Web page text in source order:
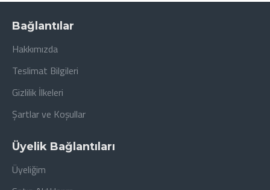
Bağlantılar
Hakkımızda
Teslimat Bilgileri
Gizlilik İlkeleri
Şartlar ve Koşullar
Üyelik Bağlantıları
Üyeliğim